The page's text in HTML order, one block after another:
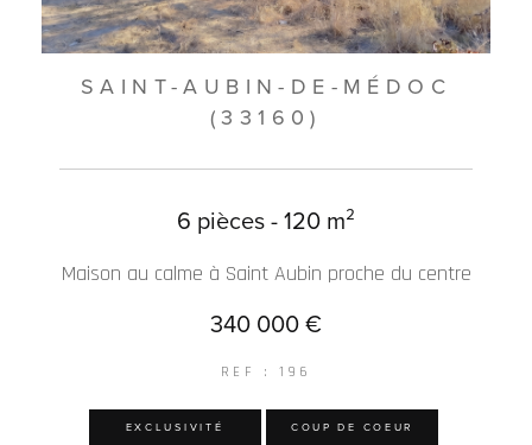
SAINT-AUBIN-DE-MÉDOC
(33160)
6 pièces - 120 m²
Maison au calme à Saint Aubin proche du centre
340 000 €
REF : 196
EXCLUSIVITÉ COUP DE COEUR